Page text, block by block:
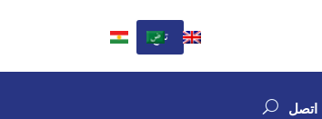
تبرع
اتصل